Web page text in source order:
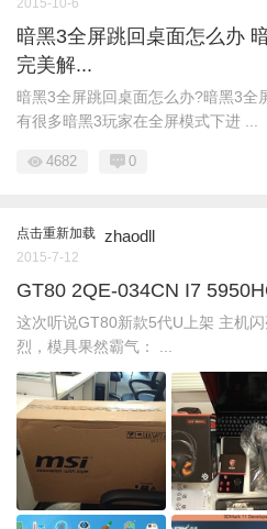
2015-10-6
暗黑3全屏跳回桌面怎么办
完美解...
暗黑3全屏跳回桌面怎么办?暗黑3全
有很多暗黑3玩家在全屏模式下进 ...
4682 0
点击重新加载 zhaodll
2015-7-12
GT80 2QE-034CN I7
这次听说GT80新款5代U上架 主机
烈，模具果然霸气： ...